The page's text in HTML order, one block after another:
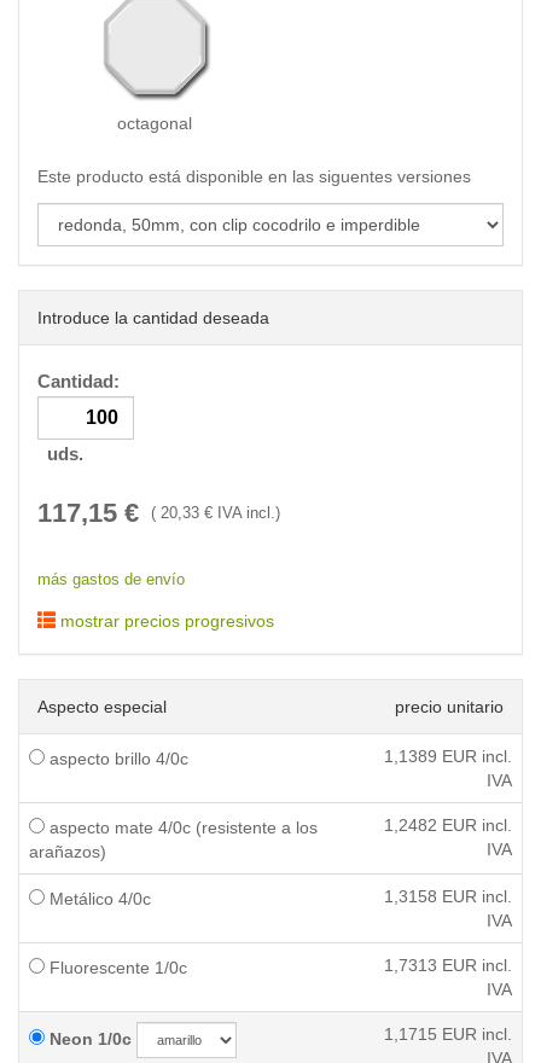
octagonal
Este producto está disponible en las siguentes versiones
Introduce la cantidad deseada
Cantidad:
uds.
117,15 € ( 20,33 € IVA incl.)
más gastos de envío
mostrar precios progresivos
Aspecto especial precio unitario
aspecto brillo 4/0c 1,1389 EUR incl.
IVA
aspecto mate 4/0c (resistente a los
arañazos)
1,2482 EUR incl.
IVA
Metálico 4/0c 1,3158 EUR incl.
IVA
Fluorescente 1/0c 1,7313 EUR incl.
IVA
Neon 1/0c 1,1715 EUR incl.
IVA